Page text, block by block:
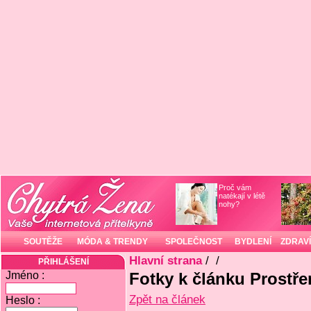
Proč vám
natékají v létě
nohy?
SOUTĚŽE MÓDA & TRENDY SPOLEČNOST BYDLENÍ ZDRAVÍ
PŘIHLÁŠENÍ
Jméno :
Heslo :
Hlavní strana/ /
Fotky k článku
Zpět na článek